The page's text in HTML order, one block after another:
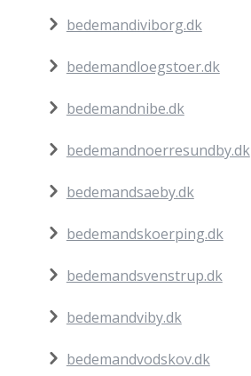
bedemandiviborg.dk
bedemandloegstoer.dk
bedemandnibe.dk
bedemandnoerresundby.dk
bedemandsaeby.dk
bedemandskoerping.dk
bedemandsvenstrup.dk
bedemandviby.dk
bedemandvodskov.dk